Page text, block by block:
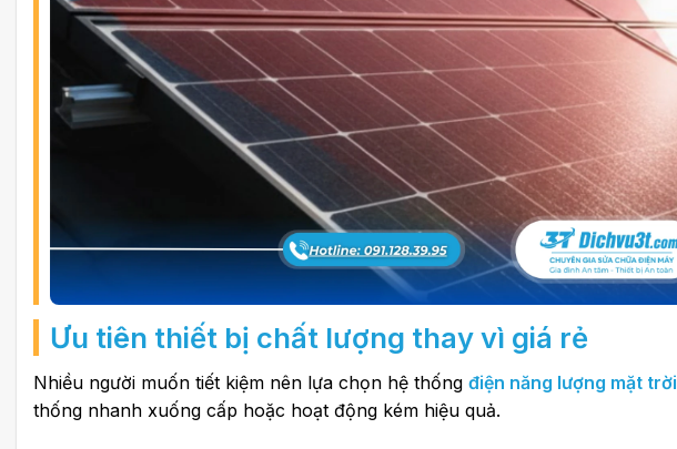
Ưu tiên thiết bị chất lượng thay vì giá rẻ
Nhiều người muốn tiết kiệm nên lựa chọn hệ thống điện năng lượng mặt trời
thống nhanh xuống cấp hoặc hoạt động kém hiệu quả.